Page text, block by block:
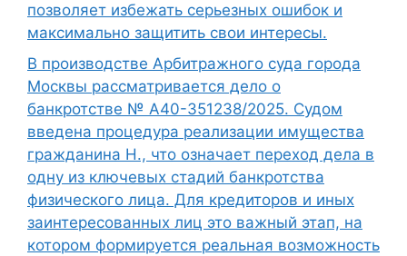
позволяет избежать серьезных ошибок и
максимально защитить свои интересы.
В производстве Арбитражного суда города
Москвы рассматривается дело о
банкротстве № А40-351238/2025. Судом
введена процедура реализации имущества
гражданина Н., что означает переход дела в
одну из ключевых стадий банкротства
физического лица. Для кредиторов и иных
заинтересованных лиц это важный этап, на
котором формируется реальная возможность